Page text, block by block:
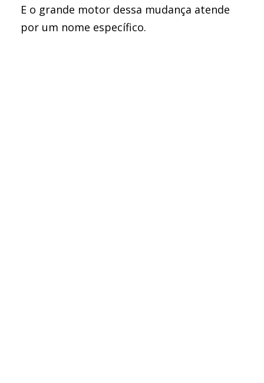
E o grande motor dessa mudança atende
por um nome específico.